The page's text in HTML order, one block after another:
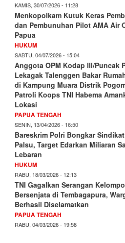
KAMIS, 30/07/2026 - 11:28
Menkopolkam Kutuk Keras
dan Pembunuhan Pilot AMA Air
Papua
HUKUM
SABTU, 04/07/2026 - 15:04
Anggota OPM Kodap III/Puncak
Lekagak Talenggen Bakar
di Kampung Muara Distrik
Patroli Koops TNI Habema
Lokasi
PAPUA TENGAH
SENIN, 13/04/2026 - 16:50
Bareskrim Polri Bongkar
Palsu, Target Edarkan Miliaran
Lebaran
HUKUM
RABU, 18/03/2026 - 12:13
TNI Gagalkan Serangan
Bersenjata di Tembagapura,
Berhasil Diselamatkan
PAPUA TENGAH
RABU, 04/03/2026 - 19:58